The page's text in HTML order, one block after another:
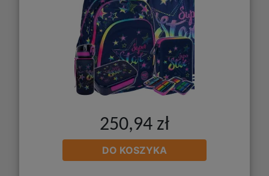
250,94 zł
DO KOSZYKA